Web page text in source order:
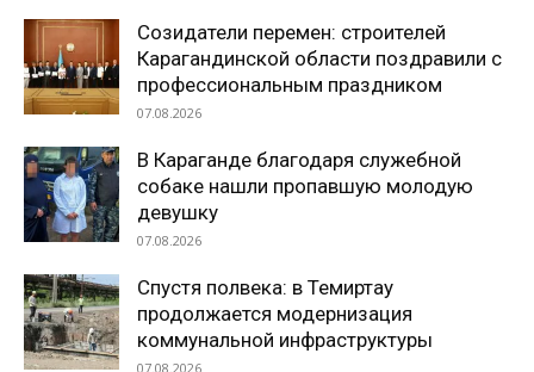
Созидатели перемен: строителей
Карагандинской области поздравили с
профессиональным праздником
07.08.2026
В Караганде благодаря служебной
собаке нашли пропавшую молодую
девушку
07.08.2026
Спустя полвека: в Темиртау
продолжается модернизация
коммунальной инфраструктуры
07.08.2026